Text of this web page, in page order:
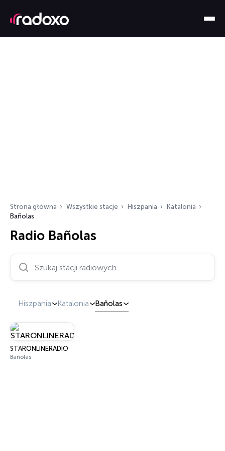
Strona główna Wszystkie stacje Hiszpania
Katalonia
Bañolas
Radio Bañolas
Hiszpania Katalonia Bañolas
STARONLINERADIO
Bañolas